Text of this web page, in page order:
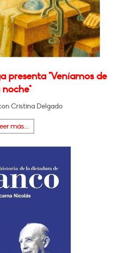
presenta "Veníamos de
noche"
Cristina Delgado
más...